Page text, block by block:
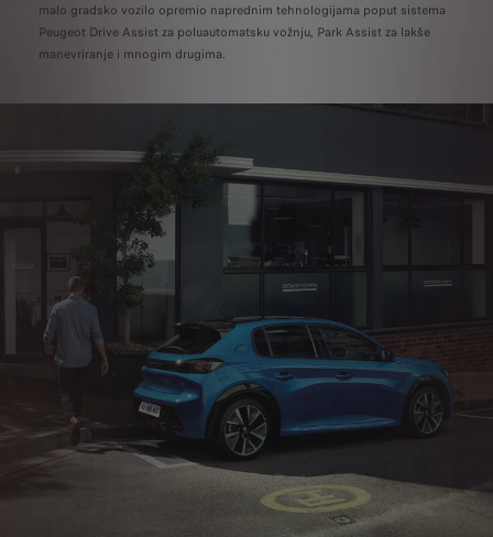
malo gradsko vozilo opremio naprednim tehnologijama poput sistema
Peugeot Drive Assist za poluautomatsku vožnju, Park Assist za lakše
manevriranje i mnogim drugima.